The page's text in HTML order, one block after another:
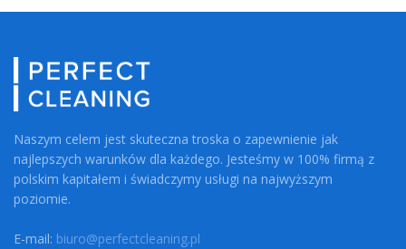
Naszym celem jest skuteczna troska o zapewnienie jak
najlepszych warunków dla każdego. Jesteśmy w 100% firmą z
polskim kapitałem i świadczymy usługi na najwyższym
poziomie.
E-mail: biuro@perfectcleaning.pl